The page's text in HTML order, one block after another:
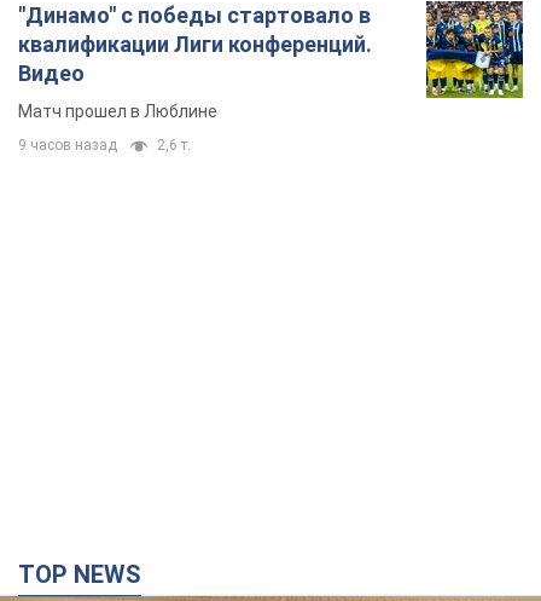
"Динамо" с победы стартовало в
квалификации Лиги конференций.
Видео
Матч прошел в Люблине
9 часов назад 2,6 т.
TOP NEWS